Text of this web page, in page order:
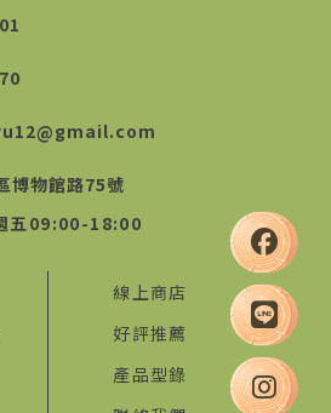
博物館路75號
線上商店
好評推薦
產品型錄